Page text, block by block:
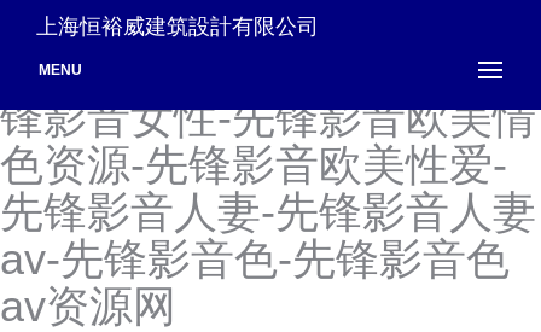
先锋影音男人的天堂-先锋影
音女人av-先锋影音女同-先
锋影音女性-先锋影音欧美情
色资源-先锋影音欧美性爱-
先锋影音人妻-先锋影音人妻
av-先锋影音色-先锋影音色
av资源网
上海恒裕威建筑設計有限公司
MENU